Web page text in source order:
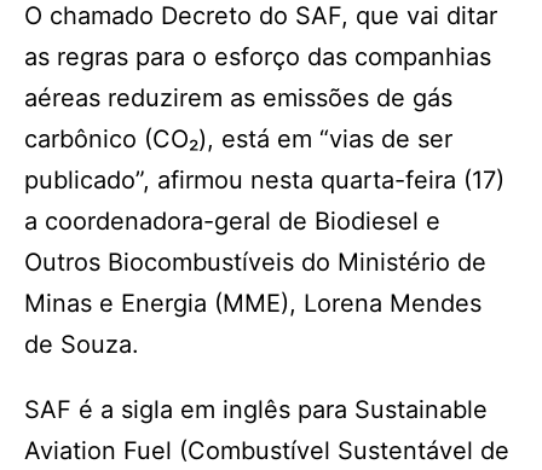
O chamado Decreto do SAF, que vai ditar
as regras para o esforço das companhias
aéreas reduzirem as emissões de gás
carbônico (CO₂), está em “vias de ser
publicado”, afirmou nesta quarta-feira (17)
a coordenadora-geral de Biodiesel e
Outros Biocombustíveis do Ministério de
Minas e Energia (MME), Lorena Mendes
de Souza.
SAF é a sigla em inglês para Sustainable
Aviation Fuel (Combustível Sustentável de